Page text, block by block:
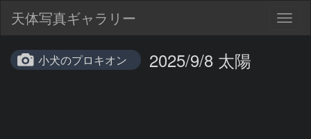
天体写真ギャラリー
小犬のプロキオン 2025/9/8 太陽